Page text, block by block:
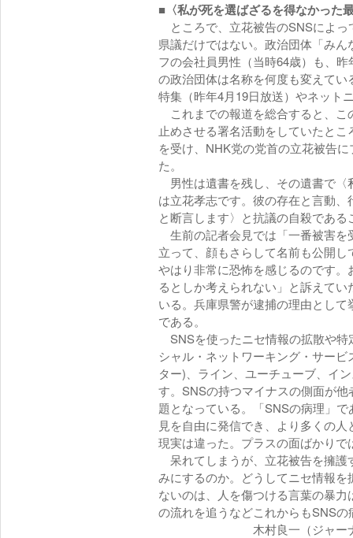
■〈私が死を選ばざるを得なかった
ところで、立花被告のSNSによ
県議だけではない。政治団体「み
フの会社員男性（当時64歳）も、
の政治団体は名称を何度も変えて
特集（昨年4月19日放送）やネット
これまでの報道を総合すると、こ
止めさせる署名活動をしていたと
を受け、NHK党の党首の立花被告
た。
男性は遺書を残し、その遺書で〈
は立花孝志です。彼の存在と言動
と断言します〉と抗議の自殺であ
生前の記者会見では「一番被害を
立って、顔もさらして名前も公開
やはり非常に恐怖を感じるのです
るとしか考えられない」と訴えて
いる。兵庫県警が逮捕の理由とし
である。
SNSを使ったニセ情報の拡散や
シャル・ネットワーキング・サー
ター)、ライン、ユーチューブ、イ
す。SNSの持つマイナスの側面が
題となっている。「SNSの病理」
見を自由に発信でき、より多くの
現実は違った。プラスの面ばかりで
呆れてしまうが、立花被告を擁護
みにするのか。どうしてニセ情報
ないのは、人を傷つける言葉の暴
の流れを追うなどこれからもSNS
木村良一（ジャーナリス